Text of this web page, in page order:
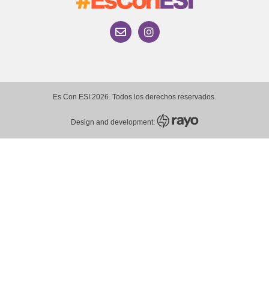
Es Con ESI 2026. Todos los derechos reservados.
Design and development: